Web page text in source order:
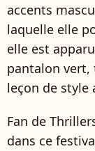
accents
laquelle elle
elle est
pantalon vert,
leçon de
Fan de
dans ce